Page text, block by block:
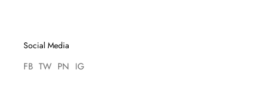
Social Media
FB TW PN IG